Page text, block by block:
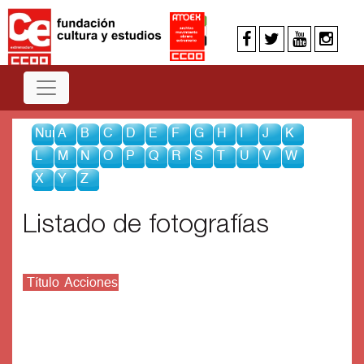
NumA B C D E F G H I J
K
L
M N O P Q R S T U V
W
X
Y Z
Listado de fotografías
Título Acciones